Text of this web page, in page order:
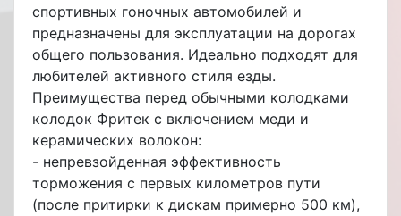
спортивных гоночных автомобилей и
предназначены для эксплуатации на дорогах
общего пользования. Идеально подходят для
любителей активного стиля езды.
Преимущества перед обычными колодками
колодок Фритек с включением меди и
керамических волокон:
- непревзойденная эффективность
торможения с первых километров пути
(после притирки к дискам примерно 500 км),